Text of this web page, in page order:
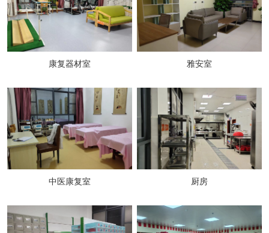
康复器材室 雅安室
中医康复室 厨房